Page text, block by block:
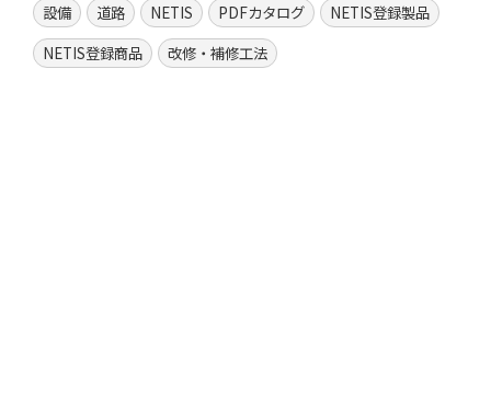
設備
道路 NETIS PDFカタログ
NETIS登録製品
NETIS登録商品
改修・補修工法